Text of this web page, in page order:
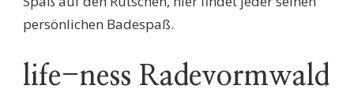
persönlichen Badespaß.
life-ness Radevormwald